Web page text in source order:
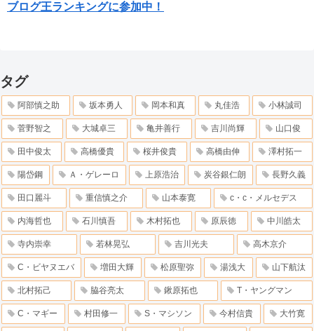
ブログ王ランキングに参加中！
タグ
阿部慎之助 坂本勇人 岡本和真 丸佳浩 小林誠司
菅野智之 大城卓三 亀井善行 吉川尚輝 山口俊
田中俊太 高橋優貴 桜井俊貴 高橋由伸 澤村拓一
陽岱鋼 Ａ・ゲレーロ 上原浩治 炭谷銀仁朗 長野久義
田口麗斗 重信慎之介 山本泰寛 c・c・メルセデス
内海哲也 石川慎吾 木村拓也 原辰徳 中川皓太
寺内崇幸 若林晃弘 吉川光夫 高木京介
C・ビヤヌエバ 増田大輝 松原聖弥 湯浅大 山下航汰
北村拓己 脇谷亮太 鍬原拓也 T・ヤングマン
C・マギー 村田修一 S・マシソン 今村信貴 大竹寛